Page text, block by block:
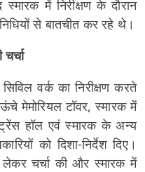
स्मारक में निरीक्षण के दौरान
से बातचीत कर रहे थे।
वर्क का निरीक्षण करते
मेमोरियल टॉवर, स्मारक में
हॉल एवं स्मारक के अन्य
को दिशा-निर्देश दिए।
लेकर चर्चा की और स्मारक में